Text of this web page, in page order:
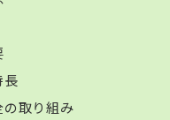
長
取り組み